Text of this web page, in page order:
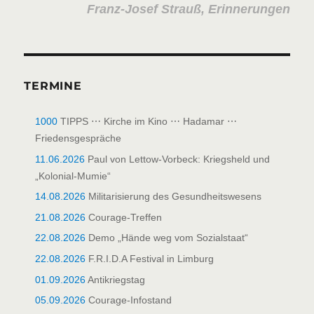
Franz-Josef Strauß, Erinnerungen
TERMINE
1000 TIPPS ⋯ Kirche im Kino ⋯ Hadamar ⋯
Friedensgespräche
11.06.2026 Paul von Lettow-Vorbeck: Kriegsheld und
„Kolonial-Mumie“
14.08.2026 Militarisierung des Gesundheitswesens
21.08.2026 Courage-Treffen
22.08.2026 Demo „Hände weg vom Sozialstaat“
22.08.2026 F.R.I.D.A Festival in Limburg
01.09.2026Antikriegstag
05.09.2026 Courage-Infostand